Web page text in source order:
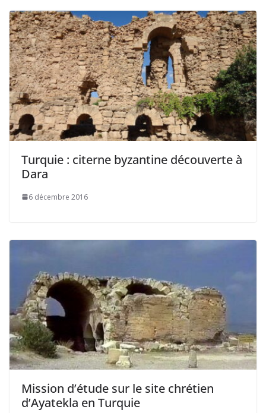
Turquie : citerne byzantine découverte à
Dara
6 décembre 2016
Mission d’étude sur le site chrétien
d’Ayatekla en Turquie